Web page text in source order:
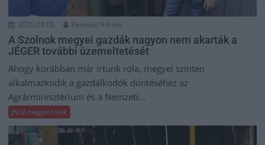
2026.08.06. Fazekas Adrián
A Szolnok megyei gazdák nagyon nem akarták a
JÉGER további üzemeltetését
Ahogy korábban már írtunk róla, megyei szinten
alkalmazkodik a gazdálkodók döntéséhez az
Agrárminisztérium és a Nemzeti...
JNSZ megyei hírek